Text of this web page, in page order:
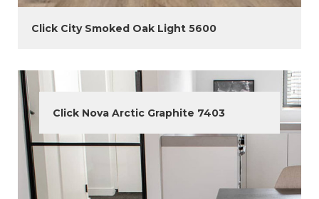
Click City Smoked Oak Light 5600
Click Nova Arctic Graphite 7403